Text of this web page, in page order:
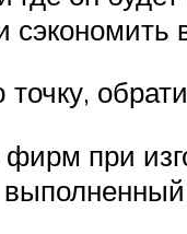
сэкономить
при